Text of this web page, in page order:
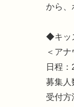
から、
◆キッ
＜ア
日程
募集人
受付方